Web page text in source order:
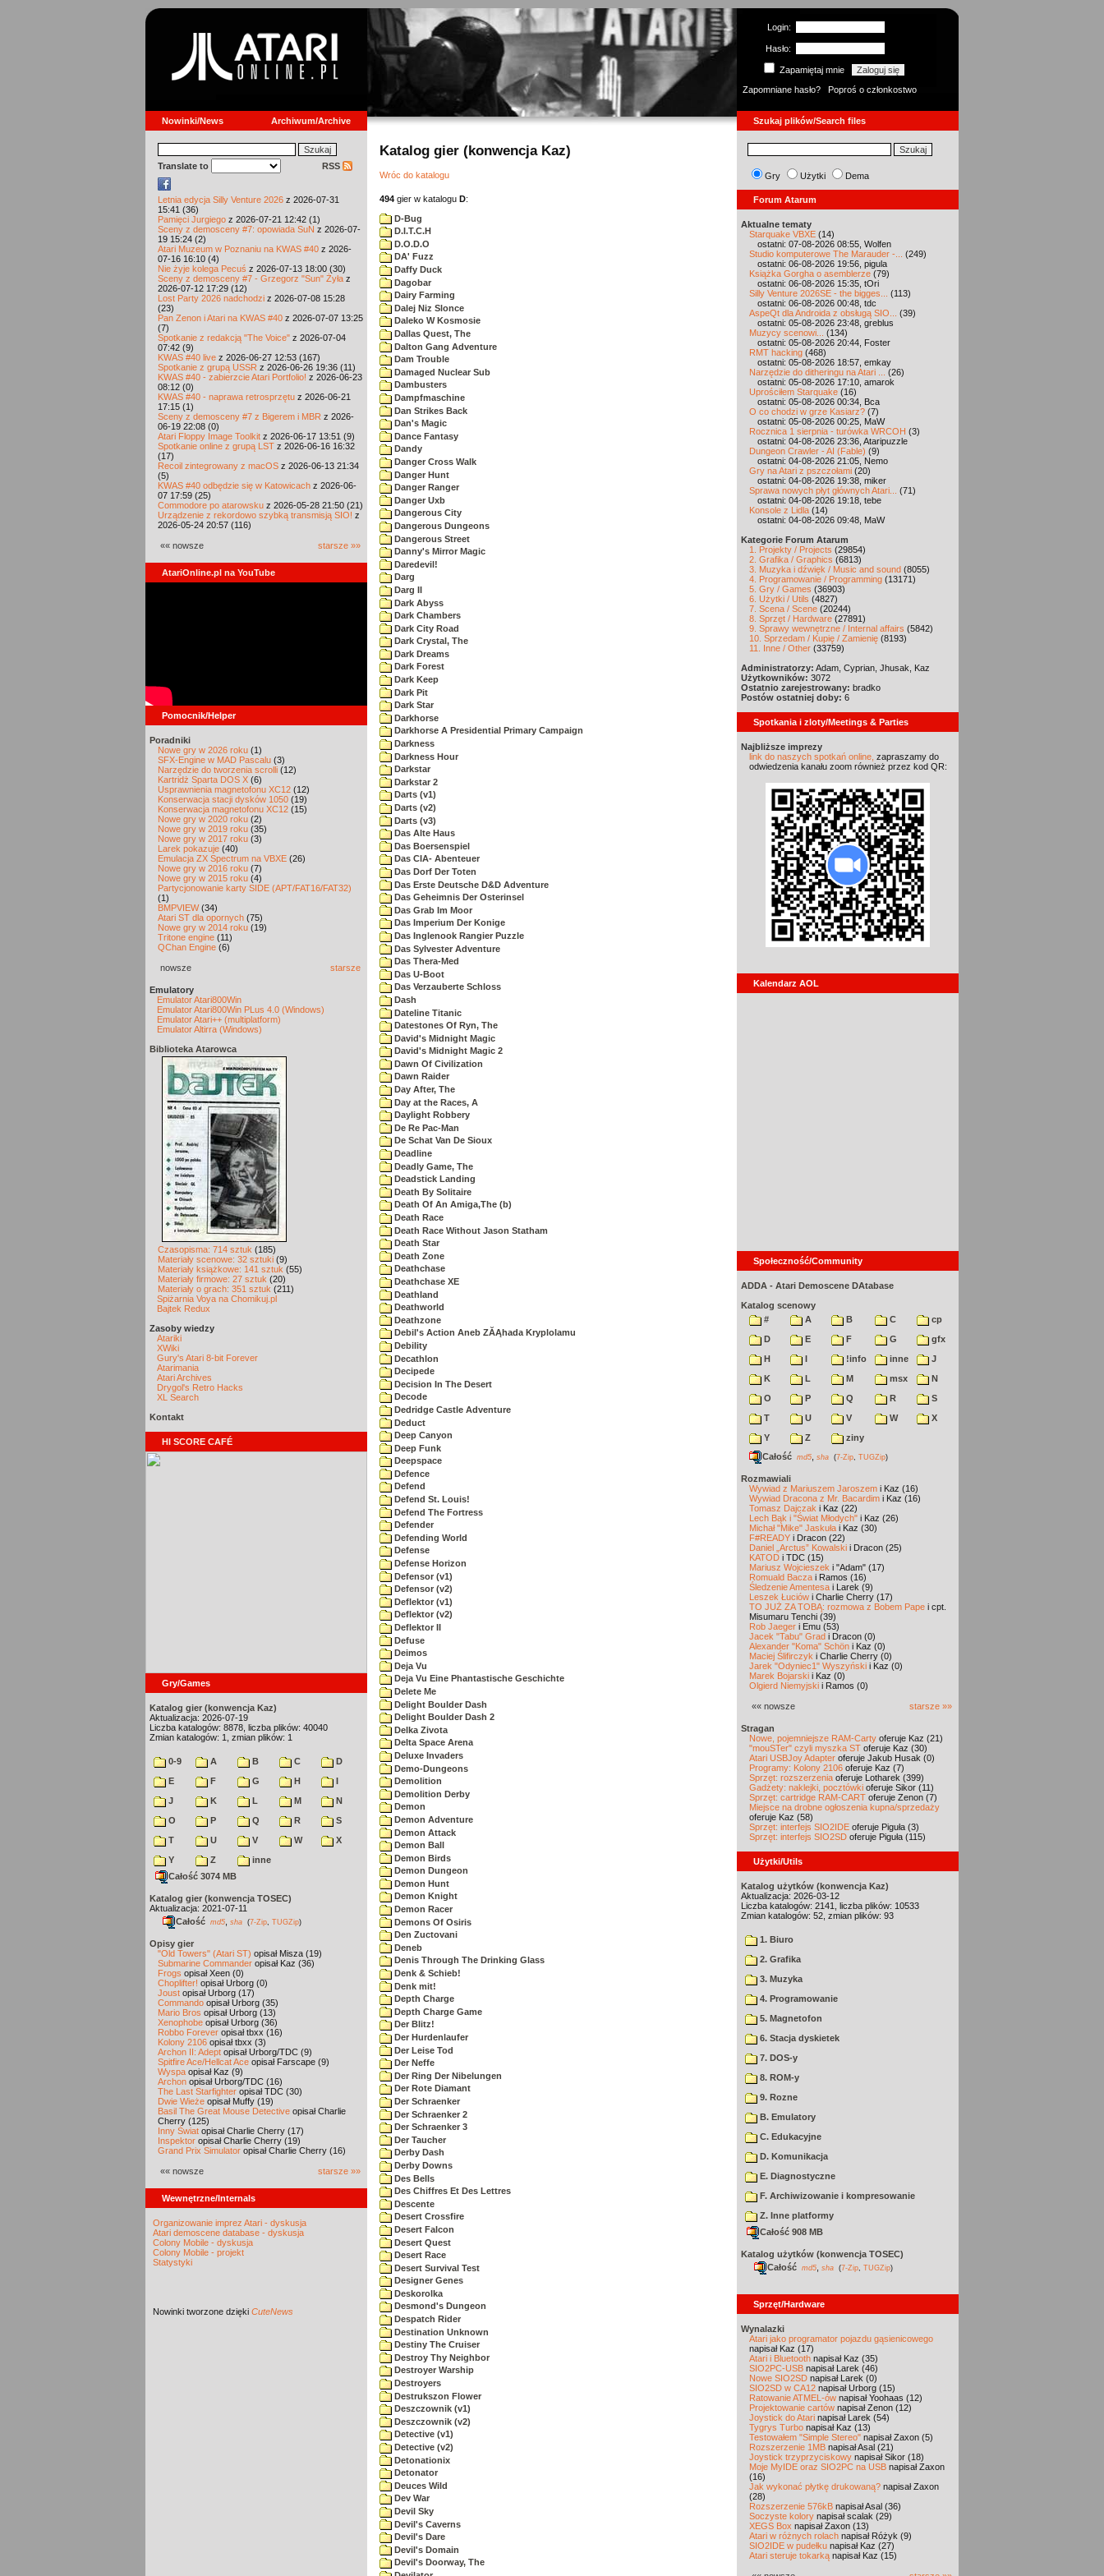
Login:
Hasło:
Zapamiętaj mnie
Zapomniane hasło?
Poproś o członkostwo
Nowinki/News Archiwum/Archive Szukaj plików/Search files
Translate to RSS
Letnia edycja Silly Venture 2026 z 2026-07-31
15:41 (36)
Pamięci Jurgiego z 2026-07-21 12:42 (1)
Sceny z demosceny #7: opowiada SuN z 2026-07-
19 15:24 (2)
Atari Muzeum w Poznaniu na KWAS #40 z 2026-
07-16 16:10 (4)
Nie żyje kolega Pecuś z 2026-07-13 18:00 (30)
Sceny z demosceny #7 - Grzegorz "Sun" Żyła z
2026-07-12 17:29 (12)
Lost Party 2026 nadchodzi z 2026-07-08 15:28
(23)
Pan Zenon i Atari na KWAS #40 z 2026-07-07 13:25
(7)
Spotkanie z redakcją "The Voice" z 2026-07-04
07:42 (9)
KWAS #40 live z 2026-06-27 12:53 (167)
Spotkanie z grupą USSR z 2026-06-26 19:36 (11)
KWAS #40 - zabierzcie Atari Portfolio! z 2026-06-23
08:12 (0)
KWAS #40 - naprawa retrosprzętu z 2026-06-21
17:15 (1)
Sceny z demosceny #7 z Bigerem i MBR z 2026-
06-19 22:08 (0)
Atari Floppy Image Toolkit z 2026-06-17 13:51 (9)
Spotkanie online z grupą LST z 2026-06-16 16:32
(17)
Recoil zintegrowany z macOS z 2026-06-13 21:34
(5)
KWAS #40 odbędzie się w Katowicach z 2026-06-
07 17:59 (25)
Commodore po atarowsku z 2026-05-28 21:50 (21)
Urządzenie z rekordowo szybką transmisją SIO! z
2026-05-24 20:57 (116)
«« nowsze starsze »»
AtariOnline.pl na YouTube
Pomocnik/Helper
Poradniki
Nowe gry w 2026 roku (1)
SFX-Engine w MAD Pascalu (3)
Narzędzie do tworzenia scrolli (12)
Kartridż Sparta DOS X (6)
Usprawnienia magnetofonu XC12 (12)
Konserwacja stacji dysków 1050 (19)
Konserwacja magnetofonu XC12 (15)
Nowe gry w 2020 roku (2)
Nowe gry w 2019 roku (35)
Nowe gry w 2017 roku (3)
Larek pokazuje (40)
Emulacja ZX Spectrum na VBXE (26)
Nowe gry w 2016 roku (7)
Nowe gry w 2015 roku (4)
Partycjonowanie karty SIDE (APT/FAT16/FAT32)
(1)
BMPVIEW(34)
Atari ST dla opornych (75)
Nowe gry w 2014 roku (19)
Tritone engine (11)
QChan Engine (6)
nowsze starsze
Emulatory
Emulator Atari800Win
Emulator Atari800Win PLus 4.0 (Windows)
Emulator Atari++ (multiplatform)
Emulator Altirra (Windows)
Biblioteka Atarowca
Czasopisma: 714 sztuk (185)
Materiały scenowe: 32 sztuki (9)
Materiały książkowe: 141 sztuk (55)
Materiały firmowe: 27 sztuk (20)
Materiały o grach: 351 sztuk (211)
Spiżarnia Voya na Chomikuj.pl
Bajtek Redux
Zasoby wiedzy
Atariki
XWiki
Gury's Atari 8-bit Forever
Atarimania
Atari Archives
Drygol's Retro Hacks
XL Search
Kontakt
HI SCORE CAFÉ
Gry/Games
Katalog gier (konwencja Kaz)
Aktualizacja: 2026-07-19
Liczba katalogów: 8878, liczba plików: 40040
Zmian katalogów: 1, zmian plików: 1
0-9 A B C
D
E
F G H
I
J
K L M
N
O
P Q R
S
T
U V W
X
Y
Z
inne
Całość 3074 MB
Katalog gier (konwencja TOSEC)
Aktualizacja: 2021-07-11
Całość md5 sha (7-Zip TUGZip)
Opisy gier
"Old Towers" (Atari ST) opisał Misza (19)
Submarine Commander opisał Kaz (36)
Frogs opisał Xeen (0)
Choplifter! opisał Urborg (0)
Joust opisał Urborg (17)
Commando opisał Urborg (35)
Mario Bros opisał Urborg (13)
Xenophobe opisał Urborg (36)
Robbo Forever opisał tbxx (16)
Kolony 2106 opisał tbxx (3)
Archon II: Adept opisał Urborg/TDC (9)
Spitfire Ace/Hellcat Ace opisał Farscape (9)
Wyspa opisał Kaz (9)
Archon opisał Urborg/TDC (16)
The Last Starfighter opisał TDC (30)
Dwie Wieże opisał Muffy (19)
Basil The Great Mouse Detective opisał Charlie
Cherry (125)
Inny Świat opisał Charlie Cherry (17)
Inspektor opisał Charlie Cherry (19)
Grand Prix Simulator opisał Charlie Cherry (16)
«« nowsze starsze »»
Wewnętrzne/Internals
Organizowanie imprez Atari - dyskusja
Atari demoscene database - dyskusja
Colony Mobile - dyskusja
Colony Mobile - projekt
Statystyki
Nowinki tworzone dzięki CuteNews
Katalog gier (konwencja Kaz)
Wróc do katalogu
494 gier w katalogu D:
D-Bug
D.I.T.C.H
D.O.D.O
DA' Fuzz
Daffy Duck
Dagobar
Dairy Farming
Dalej Niz Slonce
Daleko W Kosmosie
Dallas Quest, The
Dalton Gang Adventure
Dam Trouble
Damaged Nuclear Sub
Dambusters
Dampfmaschine
Dan Strikes Back
Dan's Magic
Dance Fantasy
Dandy
Danger Cross Walk
Danger Hunt
Danger Ranger
Danger Uxb
Dangerous City
Dangerous Dungeons
Dangerous Street
Danny's Mirror Magic
Daredevil!
Darg
Darg II
Dark Abyss
Dark Chambers
Dark City Road
Dark Crystal, The
Dark Dreams
Dark Forest
Dark Keep
Dark Pit
Dark Star
Darkhorse
Darkhorse A Presidential Primary Campaign
Darkness
Darkness Hour
Darkstar
Darkstar 2
Darts (v1)
Darts (v2)
Darts (v3)
Das Alte Haus
Das Boersenspiel
Das CIA- Abenteuer
Das Dorf Der Toten
Das Erste Deutsche D&D Adventure
Das Geheimnis Der Osterinsel
Das Grab Im Moor
Das Imperium Der Konige
Das Inglenook Rangier Puzzle
Das Sylvester Adventure
Das Thera-Med
Das U-Boot
Das Verzauberte Schloss
Dash
Dateline Titanic
Datestones Of Ryn, The
David's Midnight Magic
David's Midnight Magic 2
Dawn Of Civilization
Dawn Raider
Day After, The
Day at the Races, A
Daylight Robbery
De Re Pac-Man
De Schat Van De Sioux
Deadline
Deadly Game, The
Deadstick Landing
Death By Solitaire
Death Of An Amiga,The (b)
Death Race
Death Race Without Jason Statham
Death Star
Death Zone
Deathchase
Deathchase XE
Deathland
Deathworld
Deathzone
Debil's Action Aneb ZĂĄhada Kryplolamu
Debility
Decathlon
Decipede
Decision In The Desert
Decode
Dedridge Castle Adventure
Deduct
Deep Canyon
Deep Funk
Deepspace
Defence
Defend
Defend St. Louis!
Defend The Fortress
Defender
Defending World
Defense
Defense Horizon
Defensor (v1)
Defensor (v2)
Deflektor (v1)
Deflektor (v2)
Deflektor II
Defuse
Deimos
Deja Vu
Deja Vu Eine Phantastische Geschichte
Delete Me
Delight Boulder Dash
Delight Boulder Dash 2
Delka Zivota
Delta Space Arena
Deluxe Invaders
Demo-Dungeons
Demolition
Demolition Derby
Demon
Demon Adventure
Demon Attack
Demon Ball
Demon Birds
Demon Dungeon
Demon Hunt
Demon Knight
Demon Racer
Demons Of Osiris
Den Zuctovani
Deneb
Denis Through The Drinking Glass
Denk & Schieb!
Denk mit!
Depth Charge
Depth Charge Game
Der Blitz!
Der Hurdenlaufer
Der Leise Tod
Der Neffe
Der Ring Der Nibelungen
Der Rote Diamant
Der Schraenker
Der Schraenker 2
Der Schraenker 3
Der Taucher
Derby Dash
Derby Downs
Des Bells
Des Chiffres Et Des Lettres
Descente
Desert Crossfire
Desert Falcon
Desert Quest
Desert Race
Desert Survival Test
Designer Genes
Deskorolka
Desmond's Dungeon
Despatch Rider
Destination Unknown
Destiny The Cruiser
Destroy Thy Neighbor
Destroyer Warship
Destroyers
Destrukszon Flower
Deszczownik (v1)
Deszczownik (v2)
Detective (v1)
Detective (v2)
Detonationix
Detonator
Deuces Wild
Dev War
Devil Sky
Devil's Caverns
Devil's Dare
Devil's Domain
Devil's Doorway, The
Gry Użytki Dema
Forum Atarum
Aktualne tematy
Starquake VBXE (14)
ostatni: 07-08-2026 08:55, Wolfen
Studio komputerowe The Marauder -...
(249)
ostatni: 06-08-2026 19:56, pigula
Książka Gorgha o asemblerze (79)
ostatni: 06-08-2026 15:35, tOri
Silly Venture 2026SE - the bigges...
(113)
ostatni: 06-08-2026 00:48, tdc
AspeQt dla Androida z obsługą SIO...
(39)
ostatni: 05-08-2026 23:48, greblus
Muzycy scenowi...
(134)
ostatni: 05-08-2026 20:44, Foster
RMT hacking (468)
ostatni: 05-08-2026 18:57, emkay
Narzędzie do ditheringu na Atari ...
(26)
ostatni: 05-08-2026 17:10, amarok
Uprościłem Starquake (16)
ostatni: 05-08-2026 00:34, Bca
O co chodzi w grze Kasiarz? (7)
ostatni: 05-08-2026 00:25, MaW
Rocznica 1 sierpnia - turówka WRCOH (3)
ostatni: 04-08-2026 23:36, Ataripuzzle
Dungeon Crawler - AI (Fable) (9)
ostatni: 04-08-2026 21:05, Nemo
Gry na Atari z pszczołami (20)
ostatni: 04-08-2026 19:38, miker
Sprawa nowych płyt głównych Atari...
(71)
ostatni: 04-08-2026 19:18, tebe
Konsole z Lidla (14)
ostatni: 04-08-2026 09:48, MaW
Kategorie Forum Atarum
1. Projekty / Projects (29854)
2. Grafika / Graphics (6813)
3. Muzyka i dźwięk / Music and sound (8055)
4. Programowanie / Programming (13171)
5. Gry / Games (36903)
6. Użytki / Utils (4827)
7. Scena / Scene (20244)
8. Sprzęt / Hardware (27891)
9. Sprawy wewnętrzne / Internal affairs (5842)
10. Sprzedam / Kupię / Zamienię (8193)
11. Inne / Other (33759)
Administratorzy: Adam, Cyprian, Jhusak, Kaz
Użytkowników: 3072
Ostatnio zarejestrowany: bradko
Postów ostatniej doby: 6
Spotkania i zloty/Meetings & Parties
Najbliższe imprezy
link do naszych spotkań online, zapraszamy do
odwiedzenia kanału zoom również przez kod QR:
Kalendarz AOL
Społeczność/Community
ADDA - Atari Demoscene DAtabase
Katalog scenowy
#
A B C
cp
D
E F G
gfx
H
I !info inne
J
K
L M msx
N
O
P Q R
S
T
U V W
X
Y
Z
ziny
Całość md5 sha (7-Zip TUGZip)
Rozmawiali
Wywiad z Mariuszem Jaroszem i Kaz (16)
Wywiad Dracona z Mr. Bacardim i Kaz (16)
Tomasz Dajczak i Kaz (22)
Lech Bąk i "Świat Młodych" i Kaz (26)
Michał "Mike" Jaskuła i Kaz (30)
F#READY i Dracon (22)
Daniel „Arctus” Kowalski i Dracon (25)
KATOD i TDC (15)
Mariusz Wojcieszek i "Adam" (17)
Romuald Bacza i Ramos (16)
Śledzenie Amentesa i Larek (9)
Leszek Łuciów i Charlie Cherry (17)
TO JUŻ ZA TOBĄ: rozmowa z Bobem Pape i cpt.
Misumaru Tenchi (39)
Rob Jaeger i Emu (53)
Jacek "Tabu" Grad i Dracon (0)
Alexander "Koma" Schön i Kaz (0)
Maciej Ślifirczyk i Charlie Cherry (0)
Jarek "Odyniec1" Wyszyński i Kaz (0)
Marek Bojarski i Kaz (0)
Olgierd Niemyjski i Ramos (0)
«« nowsze starsze »»
Stragan
Nowe, pojemniejsze RAM-Carty oferuje Kaz (21)
"mouSTer" czyli myszka ST oferuje Kaz (30)
Atari USBJoy Adapter oferuje Jakub Husak (0)
Programy: Kolony 2106 oferuje Kaz (7)
Sprzęt: rozszerzenia oferuje Lotharek (399)
Gadżety: naklejki, pocztówki oferuje Sikor (11)
Sprzęt: cartridge RAM-CART oferuje Zenon (7)
Miejsce na drobne ogłoszenia kupna/sprzedaży
oferuje Kaz (58)
Sprzęt: interfejs SIO2IDE oferuje Piguła (3)
Sprzęt: interfejs SIO2SD oferuje Piguła (115)
Użytki/Utils
Katalog użytków (konwencja Kaz)
Aktualizacja: 2026-03-12
Liczba katalogów: 2141, liczba plików: 10533
Zmian katalogów: 52, zmian plików: 93
1. Biuro
2. Grafika
3. Muzyka
4. Programowanie
5. Magnetofon
6. Stacja dyskietek
7. DOS-y
8. ROM-y
9. Rozne
B. Emulatory
C. Edukacyjne
D. Komunikacja
E. Diagnostyczne
F. Archiwizowanie i kompresowanie
Z. Inne platformy
Całość 908 MB
Katalog użytków (konwencja TOSEC)
Całość md5 sha (7-Zip TUGZip)
Sprzęt/Hardware
Wynalazki
Atari jako programator pojazdu gąsienicowego
napisał Kaz (17)
Atari i Bluetooth napisał Kaz (35)
SIO2PC-USB napisał Larek (46)
Nowe SIO2SD napisał Larek (0)
SIO2SD w CA12 napisał Urborg (15)
Ratowanie ATMEL-ów napisał Yoohaas (12)
Projektowanie cartów napisał Zenon (12)
Joystick do Atari napisał Larek (54)
Tygrys Turbo napisał Kaz (13)
Testowałem "Simple Stereo" napisał Zaxon (5)
Rozszerzenie 1MB napisał Asal (21)
Joystick trzyprzyciskowy napisał Sikor (18)
Moje MyIDE oraz SIO2PC na USB napisał Zaxon
(16)
Jak wykonać płytkę drukowaną? napisał Zaxon
(28)
Rozszerzenie 576kB napisał Asal (36)
Soczyste kolory napisał scalak (29)
XEGS Box napisał Zaxon (13)
Atari w różnych rolach napisał Różyk (9)
SIO2IDE w pudełku napisał Kaz (27)
Atari steruje tokarką napisał Kaz (15)